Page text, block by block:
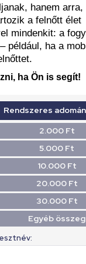
hanem arra,
a felnőtt élet
mindenkit: a
például, ha a
ha Ön is segít!